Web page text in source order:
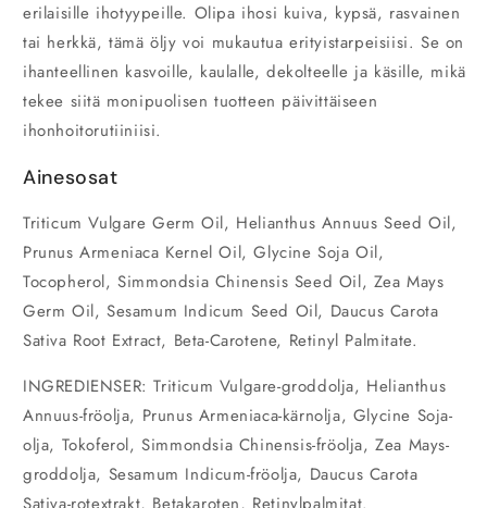
erilaisille ihotyypeille. Olipa ihosi kuiva, kypsä, rasvainen
tai herkkä, tämä öljy voi mukautua erityistarpeisiisi. Se on
ihanteellinen kasvoille, kaulalle, dekolteelle ja käsille, mikä
tekee siitä monipuolisen tuotteen päivittäiseen
ihonhoitorutiiniisi.
Ainesosat
Triticum Vulgare Germ Oil, Helianthus Annuus Seed Oil,
Prunus Armeniaca Kernel Oil, Glycine Soja Oil,
Tocopherol, Simmondsia Chinensis Seed Oil, Zea Mays
Germ Oil, Sesamum Indicum Seed Oil, Daucus Carota
Sativa Root Extract, Beta-Carotene, Retinyl Palmitate.
INGREDIENSER:Triticum Vulgare-groddolja, Helianthus
Annuus-fröolja, Prunus Armeniaca-kärnolja, Glycine Soja-
olja, Tokoferol, Simmondsia Chinensis-fröolja, Zea Mays-
groddolja, Sesamum Indicum-fröolja, Daucus Carota